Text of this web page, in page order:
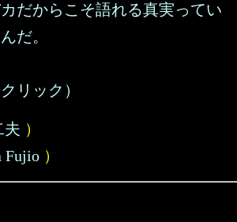
だからこそ語れる真実ってい
だ。
リック）
夫 ）
Fujio ）